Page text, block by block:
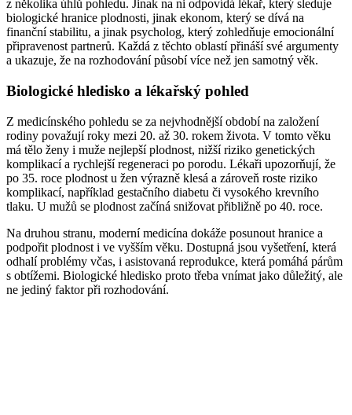
z několika úhlů pohledu. Jinak na ni odpovídá lékař, který sleduje
biologické hranice plodnosti, jinak ekonom, který se dívá na
finanční stabilitu, a jinak psycholog, který zohledňuje emocionální
připravenost partnerů. Každá z těchto oblastí přináší své argumenty
a ukazuje, že na rozhodování působí více než jen samotný věk.
Biologické hledisko a lékařský pohled
Z medicínského pohledu se za nejvhodnější období na založení
rodiny považují roky mezi 20. až 30. rokem života. V tomto věku
má tělo ženy i muže nejlepší plodnost, nižší riziko genetických
komplikací a rychlejší regeneraci po porodu. Lékaři upozorňují, že
po 35. roce plodnost u žen výrazně klesá a zároveň roste riziko
komplikací, například gestačního diabetu či vysokého krevního
tlaku. U mužů se plodnost začíná snižovat přibližně po 40. roce.
Na druhou stranu, moderní medicína dokáže posunout hranice a
podpořit plodnost i ve vyšším věku. Dostupná jsou vyšetření, která
odhalí problémy včas, i asistovaná reprodukce, která pomáhá párům
s obtížemi. Biologické hledisko proto třeba vnímat jako důležitý, ale
ne jediný faktor při rozhodování.